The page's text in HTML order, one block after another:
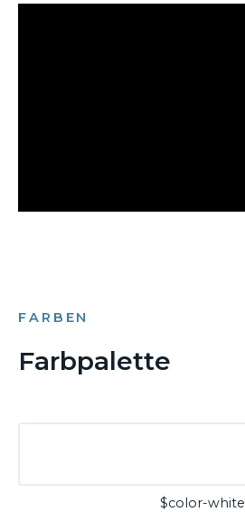
FARBEN
Farbpalette
$color-white